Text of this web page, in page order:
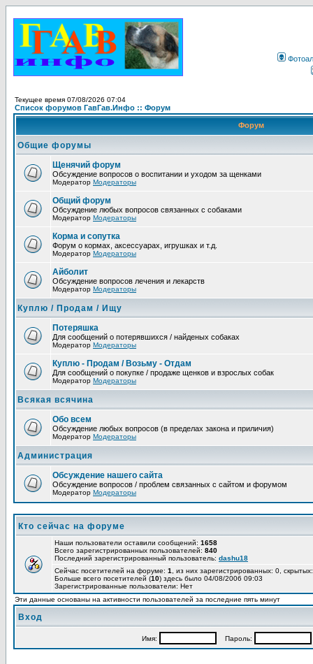
Текущее время 07/08/2026 07:04
Список форумов ГавГав.Инфо :: Форум
Форум
Общие форумы
Щенячий форум
Обсуждение вопросов о воспитании и уходом за щенками
Модератор Модераторы
Общий форум
Обсуждение любых вопросов связанных с собаками
Модератор Модераторы
Корма и сопутка
Форум о кормах, аксессуарах, игрушках и т.д.
Модератор Модераторы
Айболит
Обсуждение вопросов лечения и лекарств
Модератор Модераторы
Куплю / Продам / Ищу
Потеряшка
Для сообщений о потерявшихся / найденых собаках
Модератор Модераторы
Куплю - Продам / Возьму - Отдам
Для сообщений о покупке / продаже щенков и взрослых собак
Модератор Модераторы
Всякая всячина
Обо всем
Обсуждение любых вопросов (в пределах закона и приличия)
Модератор Модераторы
Администрация
Обсуждение нашего сайта
Обсуждение вопросов / проблем связанных с сайтом и форумом
Модератор Модераторы
Кто сейчас на форуме
Наши пользователи оставили сообщений: 1658
Всего зарегистрированных пользователей: 840
Последний зарегистрированный пользователь: dashu18
Сейчас посетителей на форуме: 1
, из них зарегистрированных: 0,
Больше всего посетителей (10) здесь было 04/08/2006 09:03
Зарегистрированные пользователи: Нет
Эти данные основаны на активности пользователей за последние пять минут
Вход
Имя: Пароль: